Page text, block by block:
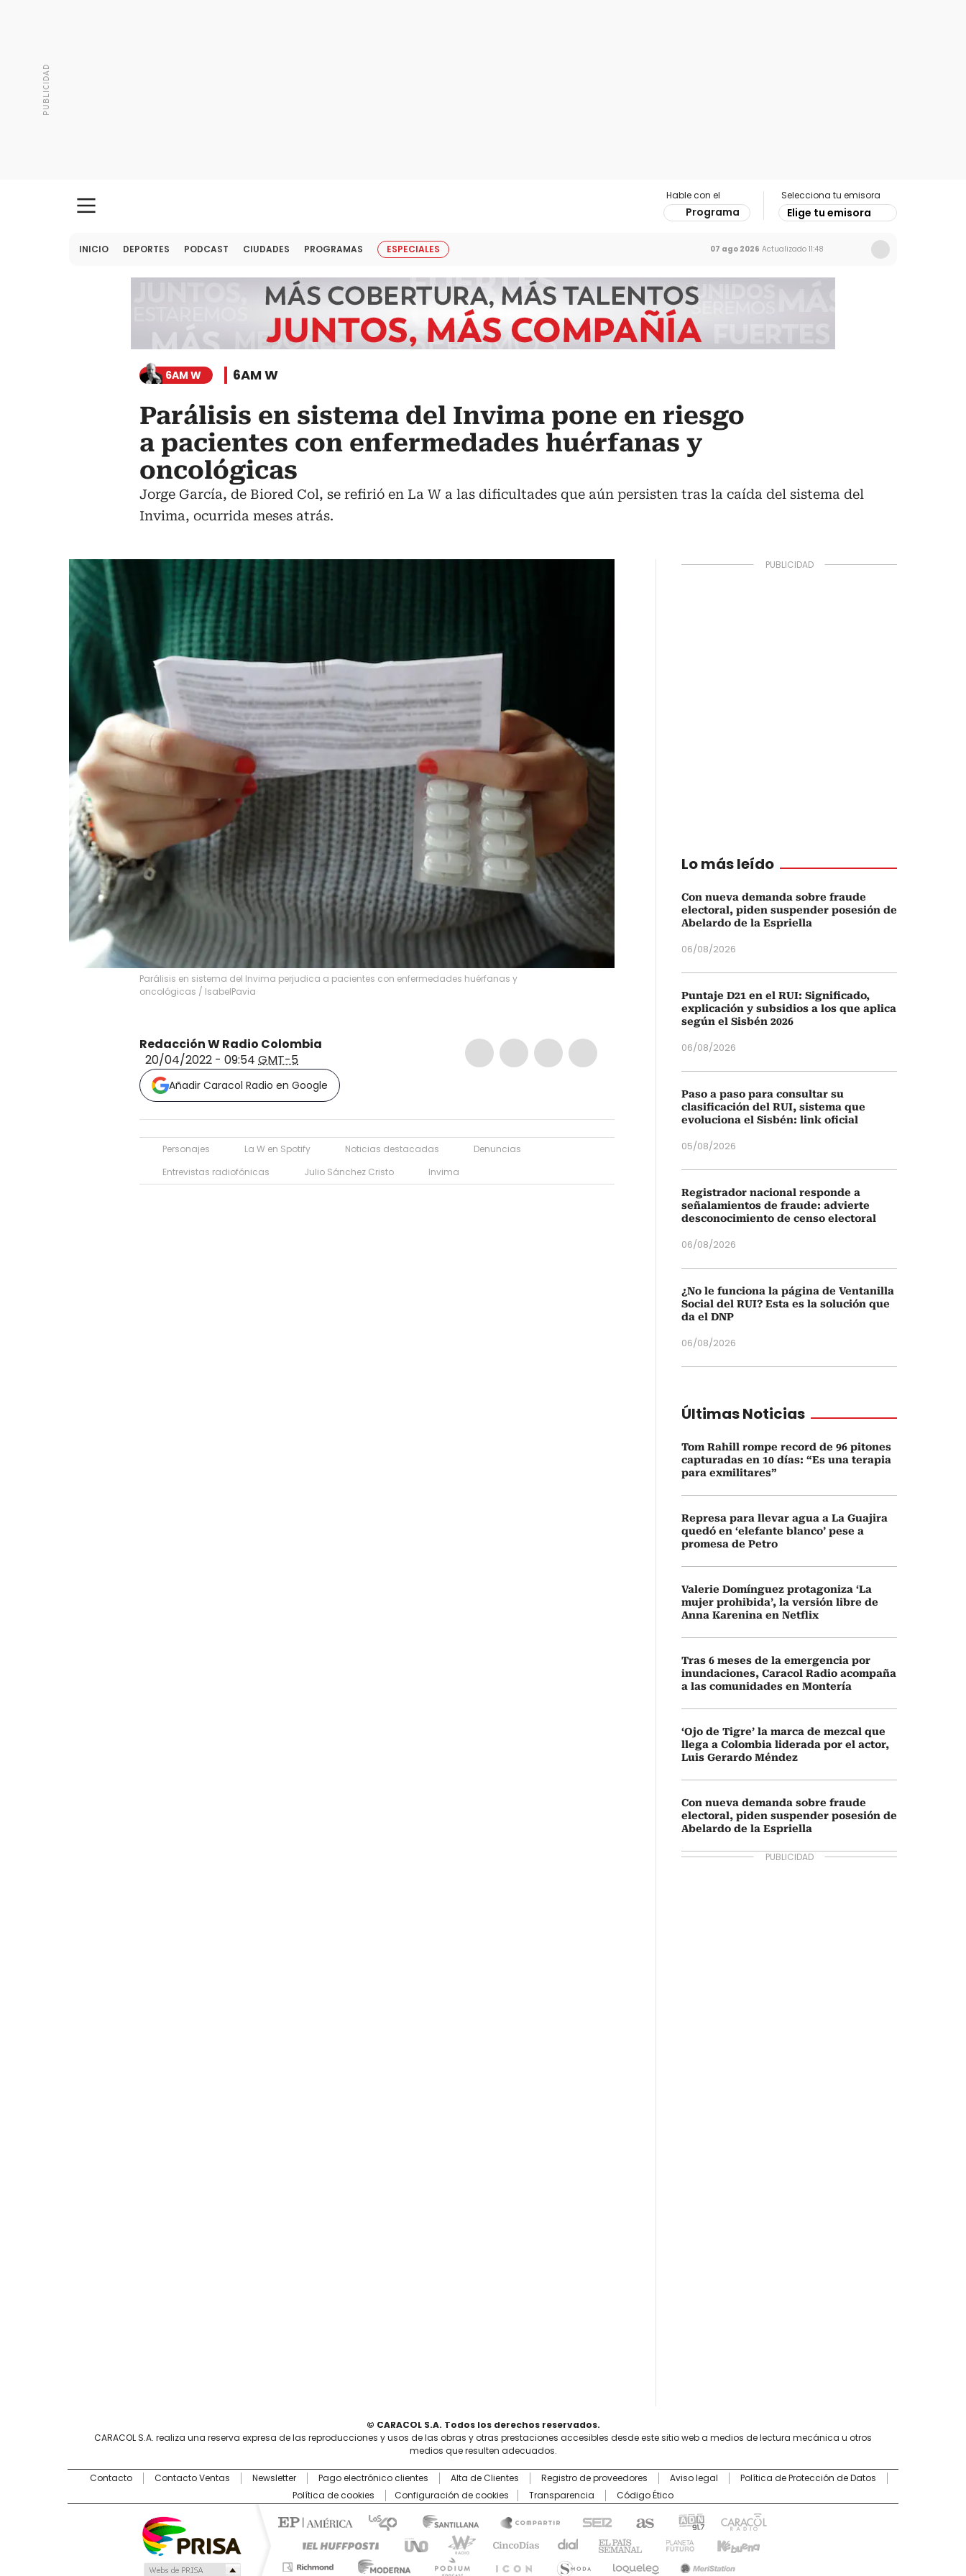
Hable con el
Programa
Selecciona tu emisora
Elige tu emisora
INICIO DEPORTES PODCAST CIUDADES PROGRAMAS ESPECIALES 07 ago 2026 Actualizado 11:48
6AM W 6AM W
Parálisis en sistema del Invima pone en riesgo
a pacientes con enfermedades huérfanas y
oncológicas
Jorge García, de Biored Col, se refirió en La W a las dificultades que aún persisten tras la caída del sistema del
Invima, ocurrida meses atrás.
Parálisis en sistema del Invima perjudica a pacientes con enfermedades huérfanas y
oncológicas / IsabelPavia
Redacción W Radio Colombia
20/04/2022 - 09:54 GMT-5
Añadir Caracol Radio en Google
Personajes La W en Spotify Noticias destacadas
Denuncias
Entrevistas radiofónicas
Julio Sánchez Cristo Invima
Lo más leído
Con nueva demanda sobre fraude
electoral, piden suspender posesión de
Abelardo de la Espriella
06/08/2026
Puntaje D21 en el RUI: Significado,
explicación y subsidios a los que aplica
según el Sisbén 2026
06/08/2026
Paso a paso para consultar su
clasificación del RUI, sistema que
evoluciona el Sisbén: link oficial
05/08/2026
Registrador nacional responde a
señalamientos de fraude: advierte
desconocimiento de censo electoral
06/08/2026
¿No le funciona la página de Ventanilla
Social del RUI? Esta es la solución que
da el DNP
06/08/2026
Últimas Noticias
Tom Rahill rompe record de 96 pitones
capturadas en 10 días: “Es una terapia
para exmilitares”
Represa para llevar agua a La Guajira
quedó en ‘elefante blanco’ pese a
promesa de Petro
Valerie Domínguez protagoniza ‘La
mujer prohibida’, la versión libre de
Anna Karenina en Netflix
Tras 6 meses de la emergencia por
inundaciones, Caracol Radio acompaña
a las comunidades en Montería
‘Ojo de Tigre’ la marca de mezcal que
llega a Colombia liderada por el actor,
Luis Gerardo Méndez
Con nueva demanda sobre fraude
electoral, piden suspender posesión de
Abelardo de la Espriella
© CARACOL S.A. Todos los derechos reservados.
CARACOL S.A. realiza una reserva expresa de las reproducciones y usos de las obras y otras prestaciones accesibles desde este sitio web a medios de lectura mecánica u otros
medios que resulten adecuados.
Contacto Contacto Ventas Newsletter Pago electrónico clientes Alta de Clientes Registro de proveedores Aviso legal
Política de Protección de Datos
Política de cookies
Configuración de cookies Transparencia Código Ético